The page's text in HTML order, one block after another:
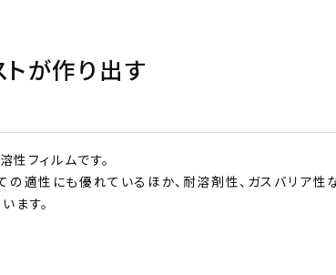
トが作り出す
フィルムです。
適性にも優れているほか、耐溶剤性、ガスバリア性